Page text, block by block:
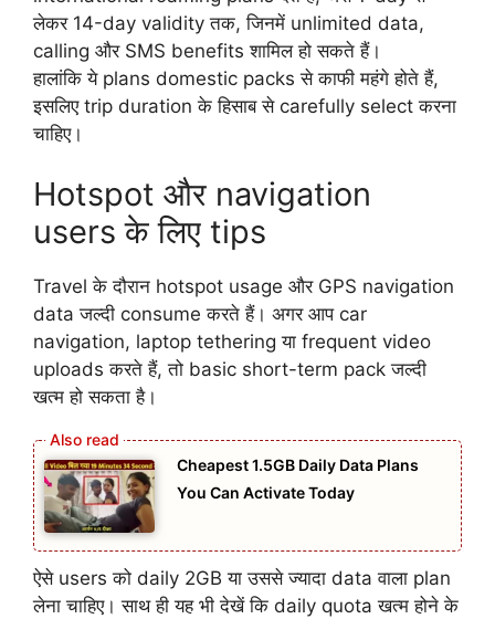
लेकर 14-day validity तक, जिनमें unlimited data,
calling और SMS benefits शामिल हो सकते हैं।
हालांकि ये plans domestic packs से काफी महंगे होते हैं,
इसलिए trip duration के हिसाब से carefully select करना
चाहिए।
Hotspot और navigation
users के लिए tips
Travel के दौरान hotspot usage और GPS navigation
data जल्दी consume करते हैं। अगर आप car
navigation, laptop tethering या frequent video
uploads करते हैं, तो basic short-term pack जल्दी
खत्म हो सकता है।
Cheapest 1.5GB Daily Data Plans
You Can Activate Today
ऐसे users को daily 2GB या उससे ज्यादा data वाला plan
लेना चाहिए। साथ ही यह भी देखें कि daily quota खत्म होने के